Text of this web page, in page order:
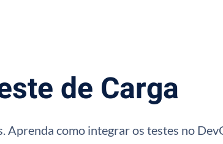
de Carga
Aprenda como integrar os testes no